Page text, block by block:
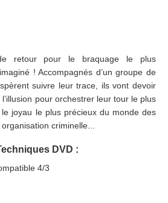
retour pour le braquage le plus
! Accompagnés d’un groupe de
suivre leur trace, ils vont devoir
pour orchestrer leur tour le plus
joyau le plus précieux du monde des
criminelle...
DVD :
4/3